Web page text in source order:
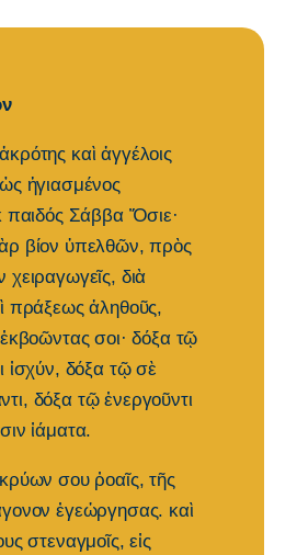
καὶ ἀγγέλοις
ἡγιασμένος
παιδός Σάββα Ὅσιε·
βίον ὐπελθῶν, πρὸς
χειραγωγεῖς, διὰ
πράξεως ἀληθοῦς,
ἐκβοῶντας σοι· δόξα τῷ
ἰσχύν, δόξα τῷ σὲ
δόξα τῷ ἐνεργοῦντι
ἰάματα.
σου ῤοαῖς, τῆς
ἐγεὠργησας. καὶ
στεναγμοῖς, εἰς